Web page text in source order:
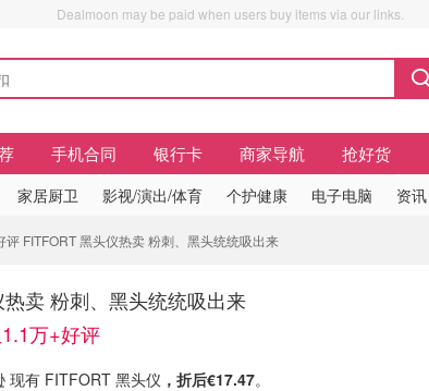
Dealmoon may be paid when users buy items via our links.
手机合同 银行卡 商家导航 抢好货
家居厨卫 影视/演出/体育 个护健康 电子电脑 资讯
FITFORT 黑头仪热卖 粉刺、黑头统统吸出来
卖 粉刺、黑头统统吸出来
万+好评
现有 FITFORT 黑头仪 ，折后€17.47。